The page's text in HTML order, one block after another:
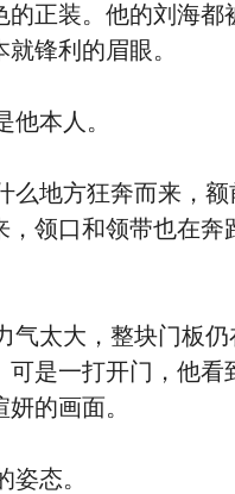
的正装。他的刘海都
锋利的眉眼。
本人。
地方狂奔而来，额
，领口和领带也在奔
太大，整块门板仍
可是一打开门，他看
的画面。
态。